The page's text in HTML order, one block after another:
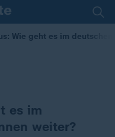
Wie geht es im
es im
weiter?